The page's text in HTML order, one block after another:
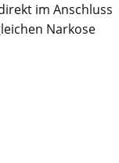
im Anschluss
Narkose